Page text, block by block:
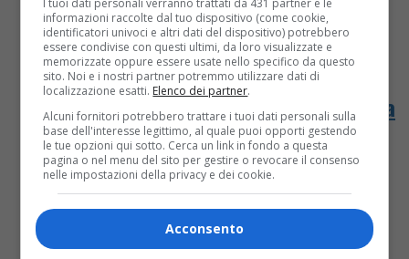
Attualità6 anni fa
Messaggi che promettono buoni spesa
Esselunga, attenzione è una truffa
La Polizia Postale nel corso delle attività di
monitoraggio della rete, ha rinvenuto una massiva
attività di spamming mediante la diffusione di
messaggi pubblicitari truffaldini inerenti...
informazioni raccolte dal tuo dispositivo (come cookie,
identificatori univoci e altri dati del dispositivo) potrebbero
essere condivise con questi ultimi, da loro visualizzate e
memorizzate oppure essere usate nello specifico da questo
sito. Noi e i nostri partner potremmo utilizzare dati di
localizzazione esatti. Elenco dei partner.
Alcuni fornitori potrebbero trattare i tuoi dati personali sulla
base dell'interesse legittimo, al quale puoi opporti gestendo
le tue opzioni qui sotto. Cerca un link in fondo a questa
pagina o nel menu del sito per gestire o revocare il consenso
nelle impostazioni della privacy e dei cookie.
Acconsento